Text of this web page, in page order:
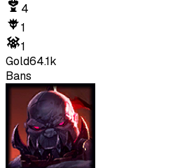
4
1
1
Gold64.1k
Bans